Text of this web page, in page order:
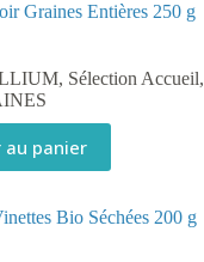
Graines Entières 250 g
, Sélection Accueil,
au panier